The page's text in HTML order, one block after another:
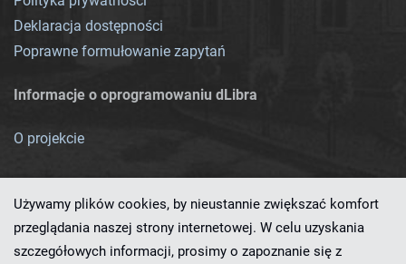
Deklaracja dostępności
Poprawne formułowanie zapytań
Informacje o oprogramowaniu dLibra
O projekcie
Używamy plików cookies, by nieustannie zwiększać komfort
przeglądania naszej strony internetowej. W celu uzyskania
szczegółowych informacji, prosimy o zapoznanie się z